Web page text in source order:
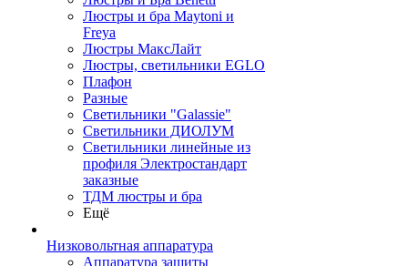
Люстры и бра Maytoni и
Freya
Люстры МаксЛайт
Люстры, светильники EGLO
Плафон
Разные
Светильники "Galassie"
Светильники ДИОЛУМ
Светильники линейные из
профиля Электростандарт
заказные
ТДМ люстры и бра
Ещё
Низковольтная аппаратура
Аппаратура защиты